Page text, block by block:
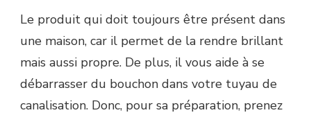
Le produit qui doit toujours être présent dans
une maison, car il permet de la rendre brillant
mais aussi propre. De plus, il vous aide à se
débarrasser du bouchon dans votre tuyau de
canalisation. Donc, pour sa préparation, prenez